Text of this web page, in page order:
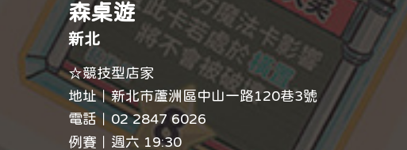
森桌遊
新北
☆競技型店家
地址｜新北市蘆洲區中山一路120巷3號
電話｜ 02 2847 6026
例賽｜週六 19:30